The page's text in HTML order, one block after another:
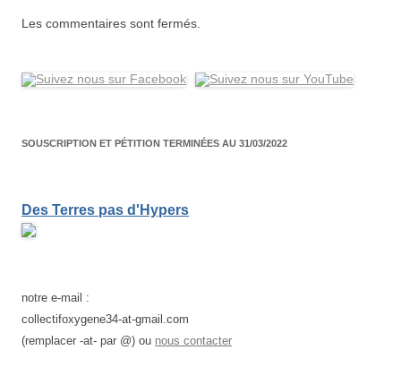
Les commentaires sont fermés.
SOUSCRIPTION ET PÉTITION TERMINÉES AU 31/03/2022
Des Terres pas d'Hypers
notre e-mail :
collectifoxygene34-at-gmail.com
(remplacer -at- par @) ou nous contacter